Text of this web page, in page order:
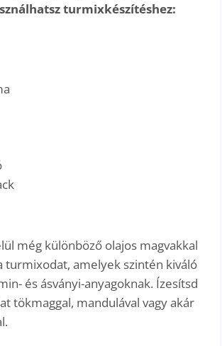
turmixkészítéshez:
még különböző olajos magvakkal
turmixodat, amelyek szintén kiváló
és ásványi-anyagoknak. Ízesítsd
tökmaggal, mandulával vagy akár